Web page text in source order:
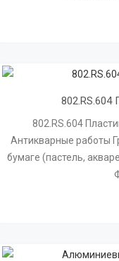
802.RS.604
802.RS.604
Антикварные работы
бумаге (пастель,